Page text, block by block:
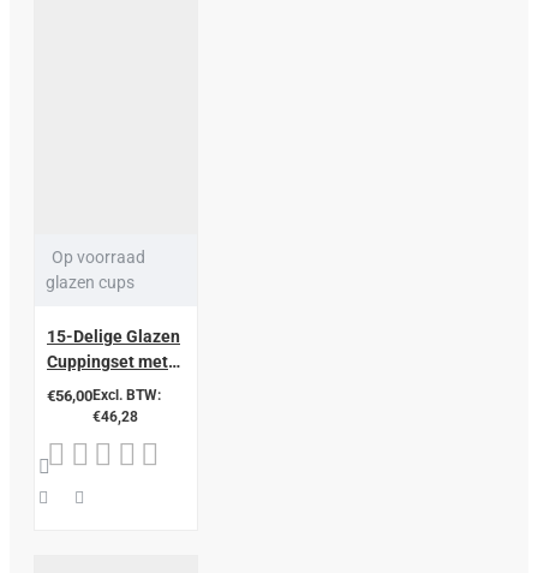
Op voorraad
glazen cups
15-Delige Glazen
Cuppingset met
Siliconen Ventiel,
PC Vacuümpomp
€56,00Excl. BTW:
€46,28